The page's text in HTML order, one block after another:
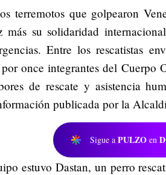
terremotos que golpearon
más su solidaridad
Entre los rescatistas
once integrantes del Cuerpo
de rescate y asistencia
publicada por la
Sigue a PULZO en
estuvo Dastan, un perro